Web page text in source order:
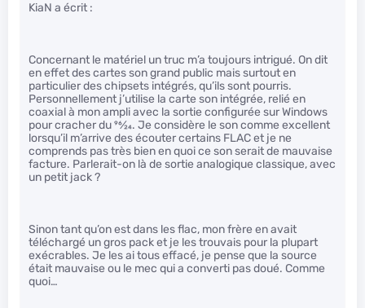
KiaN a écrit :
Concernant le matériel un truc m’a toujours intrigué. On dit
en effet des cartes son grand public mais surtout en
particulier des chipsets intégrés, qu’ils sont pourris.
Personnellement j’utilise la carte son intégrée, relié en
coaxial à mon ampli avec la sortie configurée sur Windows
pour cracher du96⁄24. Je considère le son comme excellent
lorsqu’il m’arrive des écouter certains FLAC et je ne
comprends pas très bien en quoi ce son serait de mauvaise
facture. Parlerait-on là de sortie analogique classique, avec
un petit jack ?
Sinon tant qu’on est dans les flac, mon frère en avait
téléchargé un gros pack et je les trouvais pour la plupart
exécrables. Je les ai tous effacé, je pense que la source
était mauvaise ou le mec qui a converti pas doué. Comme
quoi…